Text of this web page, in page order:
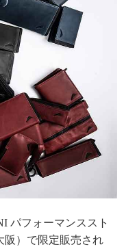
パフォーマンススト
阪）で限定販売され